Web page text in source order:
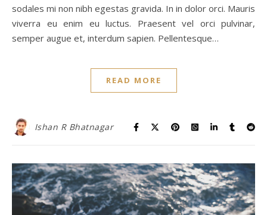
sodales mi non nibh egestas gravida. In in dolor orci. Mauris
viverra eu enim eu luctus. Praesent vel orci pulvinar,
semper augue et, interdum sapien. Pellentesque…
READ MORE
Ishan R Bhatnagar